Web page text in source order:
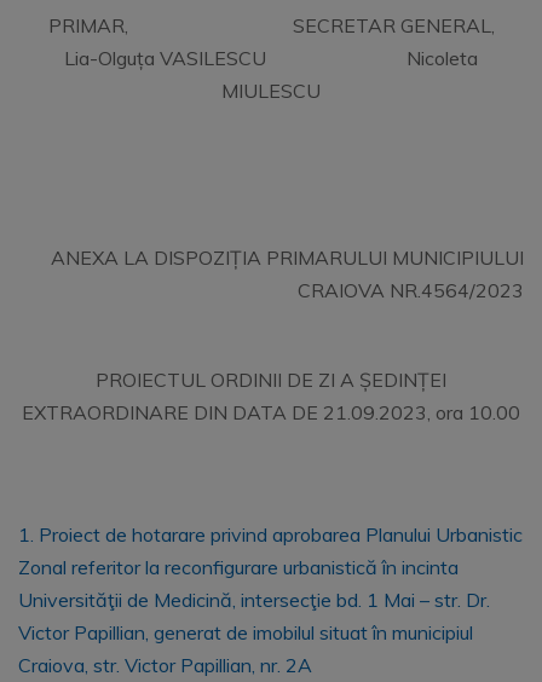
PRIMAR, SECRETAR GENERAL,
Lia-Olguța VASILESCU Nicoleta
MIULESCU
ANEXA LA DISPOZIȚIA PRIMARULUI MUNICIPIULUI
CRAIOVA NR.4564/2023
PROIECTUL ORDINII DE ZI A ȘEDINȚEI
EXTRAORDINARE DIN DATA DE 21.09.2023, ora 10.00
1. Proiect de hotarare privind aprobarea Planului Urbanistic
Zonal referitor la reconfigurare urbanistică în incinta
Universităţii de Medicină, intersecţie bd. 1 Mai – str. Dr.
Victor Papillian, generat de imobilul situat în municipiul
Craiova, str. Victor Papillian, nr. 2A